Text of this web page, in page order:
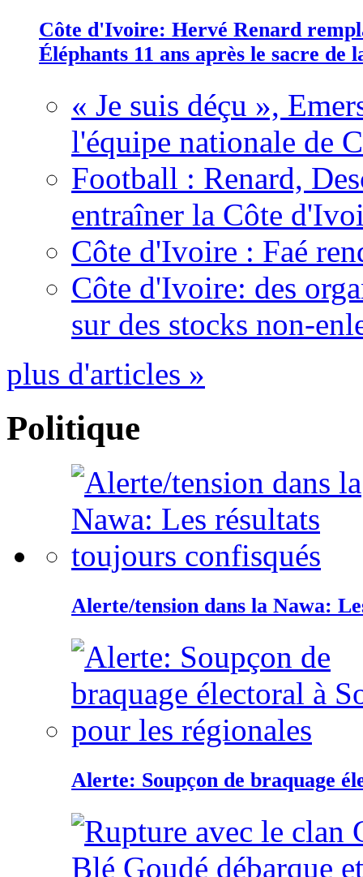
Côte d'Ivoire: Hervé Renard
Éléphants 11 ans après le sacre de
« Je suis déçu »,
l'équipe nationale de
Football : Renard,
entraîner la Côte
Côte d'Ivoire : Faé
Côte d'Ivoire: des
sur des stocks non-
plus d'articles »
Politique
Alerte/tension dans la Nawa:
Alerte: Soupçon de braquage